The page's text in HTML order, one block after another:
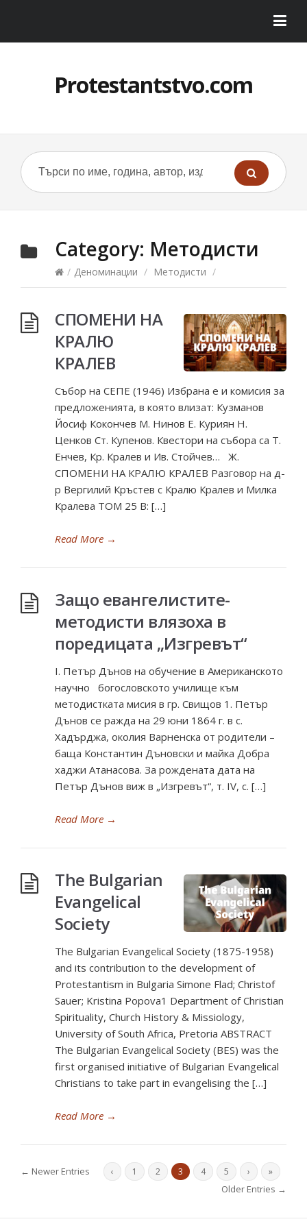
Protestantstvo.com
Category: Методисти
/ Деноминации / Методисти /
СПОМЕНИ НА
КРАЛЮ
КРАЛЕВ
Събор на СЕПЕ (1946) Избрана е и комисия за
предложенията, в която влизат: Кузманов
Йосиф Кокончев М. Нинов Е. Куриян Н.
Ценков Ст. Купенов. Квестори на събора са Т.
Енчев, Кр. Кралев и Ив. Стойчев… Ж.
СПОМЕНИ НА КРАЛЮ КРАЛЕВ Разговор на д-
р Вергилий Кръстев с Кралю Кралев и Милка
Кралева ТОМ 25 В: […]
Read More →
Защо евангелистите-
методисти влязоха в
поредицата „Изгревът“
I. Петър Дънов на обучение в Американското
научно богословското училище към
методистката мисия в гр. Свищов 1. Петър
Дънов се ражда на 29 юни 1864 г. в с.
Хадърджа, околия Варненска от родители –
баща Константин Дъновски и майка Добра
хаджи Атанасова. За рождената дата на
Петър Дънов виж в „Изгревът“, т. IV, с. […]
Read More →
The Bulgarian
Evangelical
Society
The Bulgarian Evangelical Society (1875-1958)
and its contribution to the development of
Protestantism in Bulgaria Simone Flad; Christof
Sauer; Kristina Popova1 Department of Christian
Spirituality, Church History & Missiology,
University of South Africa, Pretoria ABSTRACT
The Bulgarian Evangelical Society (BES) was the
first organised initiative of Bulgarian Evangelical
Christians to take part in evangelising the […]
Read More →
← Newer Entries ‹ 1 2 3 4 5 › »
Older Entries →